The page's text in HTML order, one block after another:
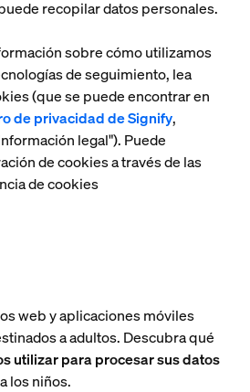
recopilar datos personales.
sobre cómo utilizamos
de seguimiento, lea
(que se puede encontrar en
de privacidad de Signify,
legal"). Puede
de cookies a través de las
de cookies
web y aplicaciones móviles
a adultos. Descubra qué
utilizar para procesar sus datos
los niños.